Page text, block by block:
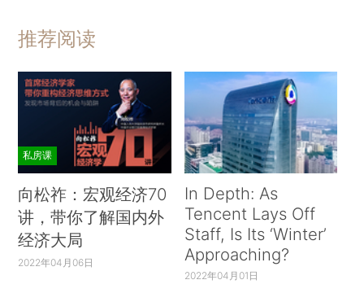
推荐阅读
私房课
向松祚：宏观经济70
讲，带你了解国内外
经济大局
2022年04月06日
In Depth: As
Tencent Lays Off
Staff, Is Its ‘Winter’
Approaching?
2022年04月01日